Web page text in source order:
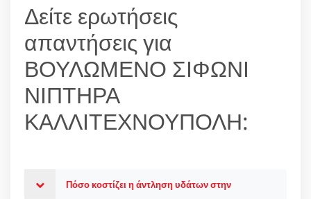
Δείτε ερωτήσεις
απαντήσεις για
ΒΟΥΛΩΜΕΝΟ ΣΙΦΩΝΙ
ΝΙΠΤΗΡΑ
ΚΑΛΛΙΤΕΧΝΟΥΠΟΛΗ:
Πόσο κοστίζει η άντληση υδάτων στην